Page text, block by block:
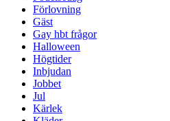
Förlovning
Gäst
Gay hbt frågor
Halloween
Högtider
Inbjudan
Jobbet
Jul
Kärlek